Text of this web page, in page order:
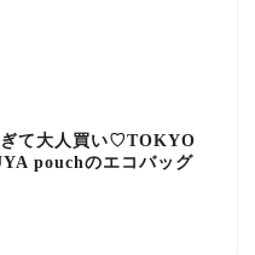
て大人買い♡TOKYO
pouchのエコバッグ